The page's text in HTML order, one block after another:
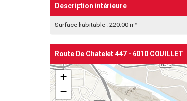
Description intérieure
Surface habitable : 220.00 m²
Route De Chatelet 447 - 6010 COUILLET
+
−